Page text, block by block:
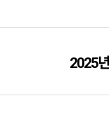
2025